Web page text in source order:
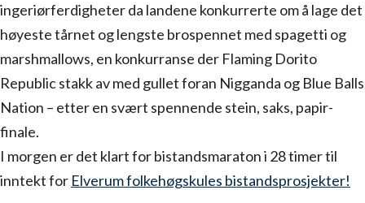
ingeriørferdigheter da landene konkurrerte om å lage det
høyeste tårnet og lengste brospennet med spagetti og
marshmallows, en konkurranse der Flaming Dorito
Republic stakk av med gullet foran Nigganda og Blue Balls
Nation – etter en svært spennende stein, saks, papir-
finale.
I morgen er det klart for bistandsmaraton i 28 timer til
inntekt for Elverum folkehøgskules bistandsprosjekter!